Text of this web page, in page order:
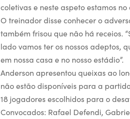
coletivas e neste aspeto estamos no
O treinador disse conhecer o
também frisou que não há receios.
lado vamos ter os nossos adeptos,
em nossa casa e no nosso estádio”.
Anderson apresentou queixas ao
não estão disponíveis para a
18 jogadores escolhidos para o
Convocados: Rafael Defendi,